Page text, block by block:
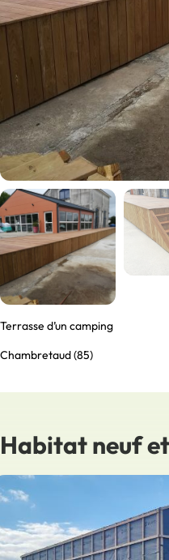
Terrasse d’un camping
Chambretaud (85)
Habitat neuf